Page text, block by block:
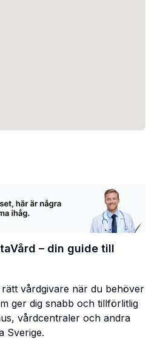
– din guide till
vårdgivare när du behöver
ger dig snabb och tillförlitlig
vårdcentraler och andra
Sverige.